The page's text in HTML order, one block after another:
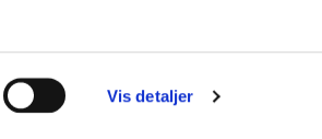
Vis detaljer
Subfooter